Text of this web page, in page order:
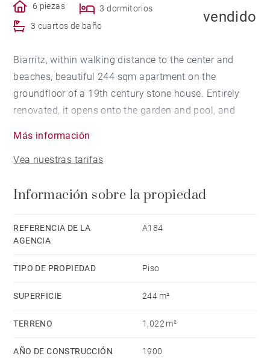
6 piezas
3 dormitorios
3 cuartos de baño
vendido
Biarritz, within walking distance to the center and
beaches, beautiful 244 sqm apartment on the
groundfloor of a 19th century stone house. Entirely
renovated, it opens onto the garden and pool, and
with trees and flowers, with heated pool and terraces.
Más información
Vea nuestras tarifas
Información sobre la propiedad
REFERENCIA DE LA
AGENCIA
A184
TIPO DE PROPIEDAD Piso
SUPERFICIE 244 m²
TERRENO 1,022 m²
AÑO DE CONSTRUCCIÓN 1900